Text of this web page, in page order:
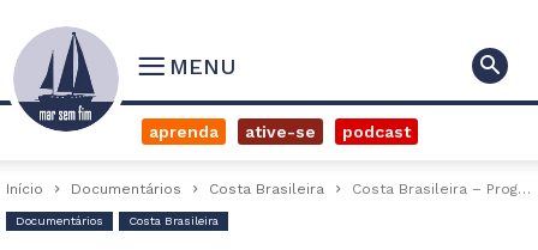
MENU
aprenda ative-se podcast
Início Documentários Costa Brasileira Costa Brasileira – Programa 13 – Chegada em São Luis, baía de...
Documentários Costa Brasileira